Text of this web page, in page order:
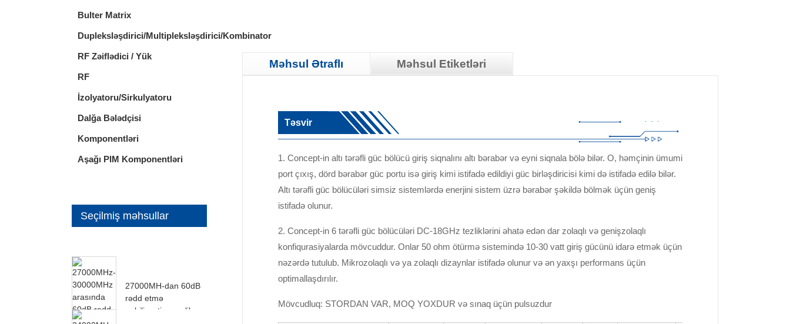
Bulter Matrix
Dupleksləşdirici/Multipleksləşdirici/Kombinator
RF Zəiflədici / Yük
RF
İzolyatoru/Sirkulyatoru
Dalğa Bələdçisi
Komponentləri
Aşağı PIM Komponentləri
Seçilmiş məhsullar
27000MH-dan 60dB
rədd etmə
qabiliyyətinə malik
Məhsul Ətraflı Məhsul Etiketləri
Təsvir
1. Concept-in altı tərəfli güc bölücü giriş siqnalını altı bərabər və eyni siqnala bölə bilər. O, həmçinin ümumi
port çıxış, dörd bərabər güc portu isə giriş kimi istifadə edildiyi güc birləşdiricisi kimi də istifadə edilə bilər.
Altı tərəfli güc bölücüləri simsiz sistemlərdə enerjini sistem üzrə bərabər şəkildə bölmək üçün geniş
istifadə olunur.
2. Concept-in 6 tərəfli güc bölücüləri DC-18GHz tezliklərini əhatə edən dar zolaqlı və genişzolaqlı
konfiqurasiyalarda mövcuddur. Onlar 50 ohm ötürmə sistemində 10-30 vatt giriş gücünü idarə etmək üçün
nəzərdə tutulub. Mikrozolaqlı və ya zolaqlı dizaynlar istifadə olunur və ən yaxşı performans üçün
optimallaşdırılır.
Mövcudluq: STORDAN VAR, MOQ YOXDUR və sınaq üçün pulsuzdur